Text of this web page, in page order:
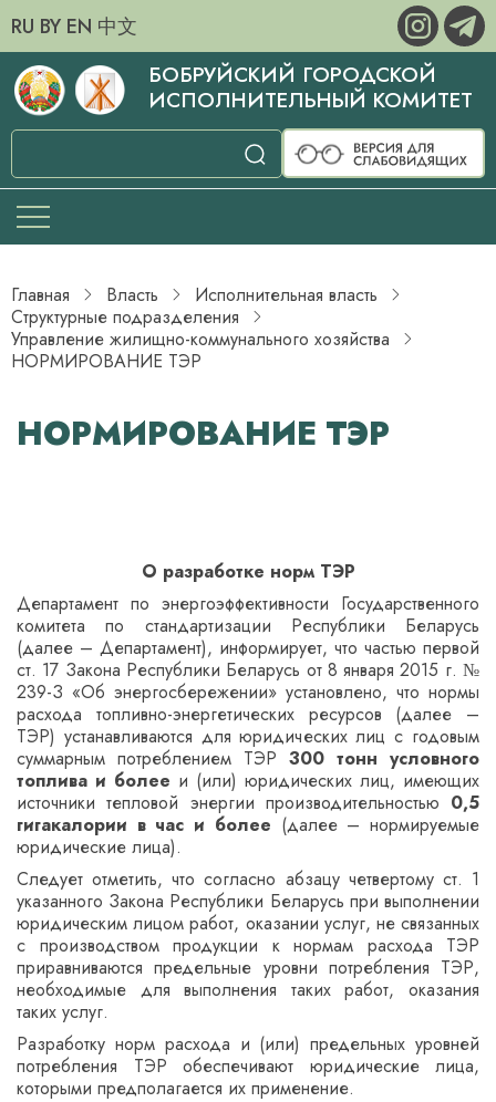
RU BY EN 中文
БОБРУЙСКИЙ ГОРОДСКОЙ
ИСПОЛНИТЕЛЬНЫЙ КОМИТЕТ
Главная Власть
Исполнительная власть
Структурные подразделения
­­­Управление жилищно-коммунального хозяйства
НОРМИРОВАНИЕ ТЭР
НОРМИРОВАНИЕ ТЭР
О разработке норм ТЭР
Департамент по энергоэффективности Государственного
комитета по стандартизации Республики Беларусь
(далее – Департамент), информирует, что частью первой
ст. 17 Закона Республики Беларусь от 8 января 2015 г. №
239-З «Об энергосбережении» установлено, что нормы
расхода топливно-энергетических ресурсов (далее –
ТЭР) устанавливаются для юридических лиц с годовым
суммарным потреблением ТЭР 300 тонн условного
топлива и более и (или) юридических лиц, имеющих
источники тепловой энергии производительностью 0,5
гигакалории в час и более (далее – нормируемые
юридические лица).
Следует отметить, что согласно абзацу четвертому ст. 1
указанного Закона Республики Беларусь при выполнении
юридическим лицом работ, оказании услуг, не связанных
с производством продукции к нормам расхода ТЭР
приравниваются предельные уровни потребления ТЭР,
необходимые для выполнения таких работ, оказания
таких услуг.
Разработку норм расхода и (или) предельных уровней
потребления ТЭР обеспечивают юридические лица,
которыми предполагается их применение.